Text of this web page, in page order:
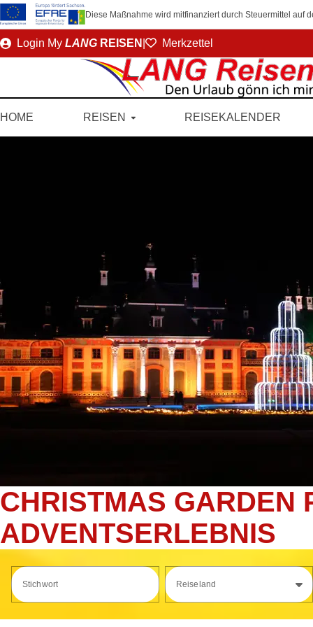
Diese Maßnahme wird mitfinanziert durch Steuermittel auf
DirektLogin My LANG REISEN Merkzettel
HOME REISEN REISEKALENDER
CHRISTMAS GARDEN
ADVENTSERLEBNIS
Stichwort Reiseland